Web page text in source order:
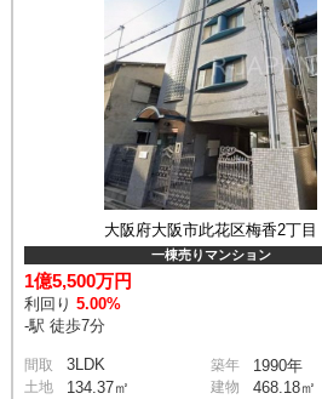
大阪府大阪市此花区梅香2丁目
一棟売りマンション
1億5,500万円
利回り5.00%
-駅 徒歩7分
間取 3LDK 築年 1990年
土地 134.37㎡ 建物 468.18㎡